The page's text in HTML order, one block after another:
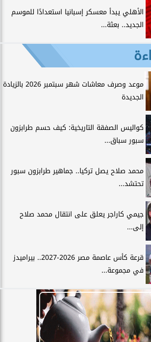
الأهلي يبدأ معسكر إسبانيا استعدادًا للموسم
الجديد.. بعثة...
موعد وصرف معاشات شهر سبتمبر 2026 بالزيادة
الجديدة
كواليس الصفقة التاريخية: كيف حسم طرابزون
سبور سباق...
محمد صلاح يصل تركيا.. جماهير طرابزون سبور
تحتشد...
جيمي كاراجر يعلق على انتقال محمد صلاح
إلى...
قرعة كأس عاصمة مصر 2026-2027.. بيراميدز
في مجموعة...